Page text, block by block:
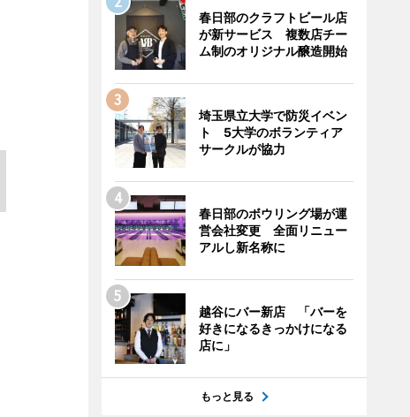
春日部のクラフトビール店
が新サービス 複数店チー
ム制のオリジナル醸造開始
埼玉県立大学で防災イベン
ト 5大学のボランティア
サークルが協力
春日部のボウリング場が運
営会社変更 全面リニュー
アルし新名称に
越谷にバー新店 「バーを
好きになるきっかけになる
店に」
もっと見る